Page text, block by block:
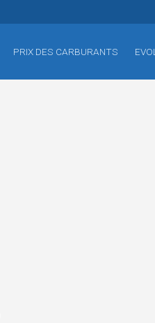
PRIX DES CARBURANTS